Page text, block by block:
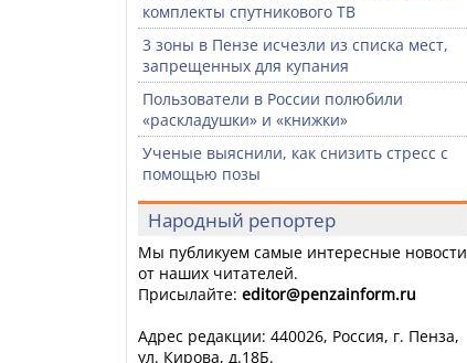
комплекты спутникового ТВ
3 зоны в Пензе исчезли из списка мест,
запрещенных для купания
Пользователи в России полюбили
«раскладушки» и «книжки»
Ученые выяснили, как снизить стресс с
помощью позы
Народный репортер
Мы публикуем самые интересные новости
от наших читателей.
Присылайте: editor@penzainform.ru
Адрес редакции: 440026, Россия, г. Пенза,
ул. Кирова, д.18Б.